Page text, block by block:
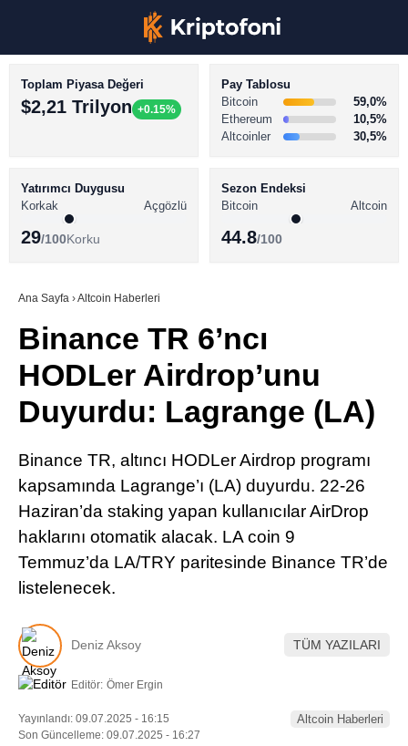
TikTok
Pinterest
LinkedIn
Telegram
BİTCOİN HABERLERİ
ALTCOİN HABERLERİ
SÖZLÜK
Toplam Piyasa Değeri
$2,21 Trilyon +0.15%
Pay Tablosu
Bitcoin
59,0%
Ethereum
10,5%
Altcoinler
30,5%
Yatırımcı Duygusu
Korkak
Açgözlü
29/100Korku
Sezon Endeksi
Bitcoin
Altcoin
44.8/100
Ana Sayfa ›Altcoin Haberleri
Binance TR 6’ncı
HODLer Airdrop’unu
Duyurdu: Lagrange (LA)
Binance TR, altıncı HODLer Airdrop programı
kapsamında Lagrange’ı (LA) duyurdu. 22-26
Haziran’da staking yapan kullanıcılar AirDrop
haklarını otomatik alacak. LA coin 9
Temmuz’da LA/TRY paritesinde Binance TR’de
listelenecek.
Deniz Aksoy TÜM YAZILARI
Editör: Ömer Ergin
Yayınlandı: 09.07.2025 - 16:15
Son Güncelleme: 09.07.2025 - 16:27
Altcoin Haberleri